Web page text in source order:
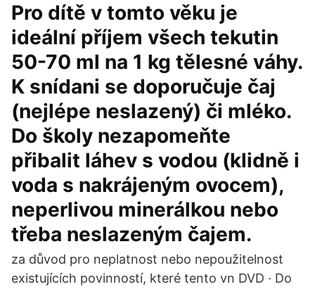
Pro dítě v tomto věku je
ideální příjem všech tekutin
50-70 ml na 1 kg tělesné váhy.
K snídani se doporučuje čaj
(nejlépe neslazený) či mléko.
Do školy nezapomeňte
přibalit láhev s vodou (klidně i
voda s nakrájeným ovocem),
neperlivou minerálkou nebo
třeba neslazeným čajem.
za důvod pro neplatnost nebo nepoužitelnost
existujících povinností, které tento vn DVD · Do